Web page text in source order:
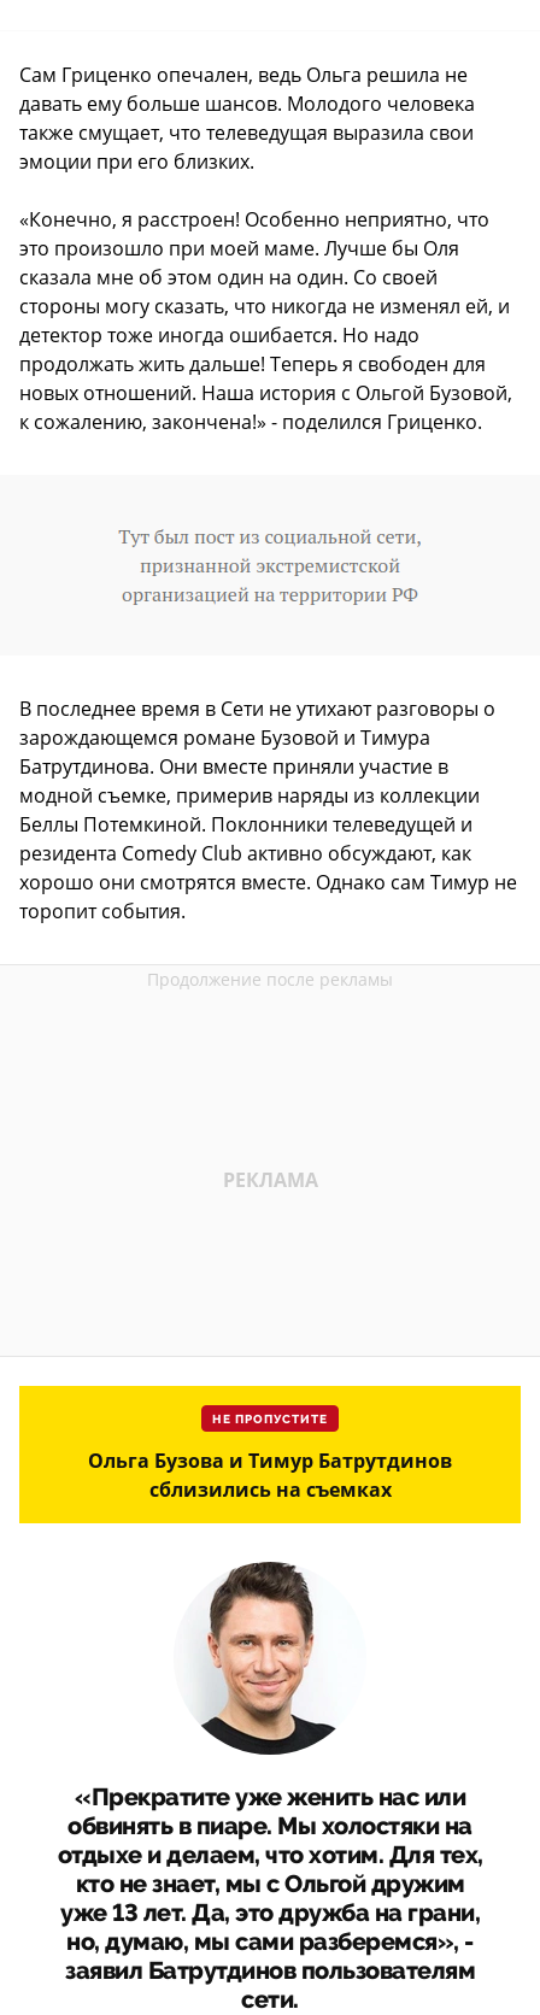
Сам Гриценко опечален, ведь Ольга решила не
давать ему больше шансов. Молодого человека
также смущает, что телеведущая выразила свои
эмоции при его близких.
«Конечно, я расстроен! Особенно неприятно, что
это произошло при моей маме. Лучше бы Оля
сказала мне об этом один на один. Со своей
стороны могу сказать, что никогда не изменял ей, и
детектор тоже иногда ошибается. Но надо
продолжать жить дальше! Теперь я свободен для
новых отношений. Наша история с Ольгой Бузовой,
к сожалению, закончена!» - поделился Гриценко.
В последнее время в Сети не утихают разговоры о
зарождающемся романе Бузовой и Тимура
Батрутдинова. Они вместе приняли участие в
модной съемке, примерив наряды из коллекции
Беллы Потемкиной. Поклонники телеведущей и
резидента Comedy Club активно обсуждают, как
хорошо они смотрятся вместе. Однако сам Тимур не
торопит события.
НЕ ПРОПУСТИТЕ
Ольга Бузова и Тимур Батрутдинов
сблизились на съемках
«Прекратите уже женить нас или
обвинять в пиаре. Мы холостяки на
отдыхе и делаем, что хотим. Для тех,
кто не знает, мы с Ольгой дружим
уже 13 лет. Да, это дружба на грани,
но, думаю, мы сами разберемся», -
заявил Батрутдинов пользователям
сети.